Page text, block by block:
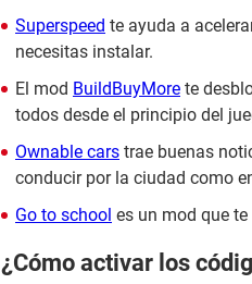
Superspeed te ayuda a
necesitas instalar.
El mod BuildBuyMore te
todos desde el principio del
Ownable cars trae buenas
conducir por la ciudad como
Go to school es un mod que
¿Cómo activar los